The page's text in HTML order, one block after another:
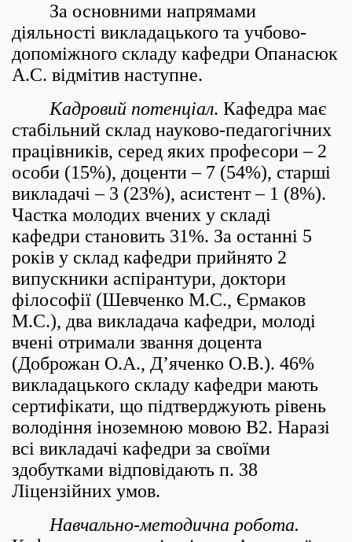
За основними напрямами
діяльності викладацького та учбово-
допоміжного складу кафедри Опанасюк
А.С. відмітив наступне.
Кадровий потенціал. Кафедра має
стабільний склад науково-педагогічних
працівників, серед яких професори – 2
особи (15%), доценти – 7 (54%), старші
викладачі – 3 (23%), асистент – 1 (8%).
Частка молодих вчених у складі
кафедри становить 31%. За останні 5
років у склад кафедри прийнято 2
випускники аспірантури, доктори
філософії (Шевченко М.С., Єрмаков
М.С.), два викладача кафедри, молоді
вчені отримали звання доцента
(Доброжан О.А., Д’яченко О.В.). 46%
викладацького складу кафедри мають
сертифікати, що підтверджують рівень
володіння іноземною мовою B2. Наразі
всі викладачі кафедри за своїми
здобутками відповідають п. 38
Ліцензійних умов.
Навчально-методична робота.